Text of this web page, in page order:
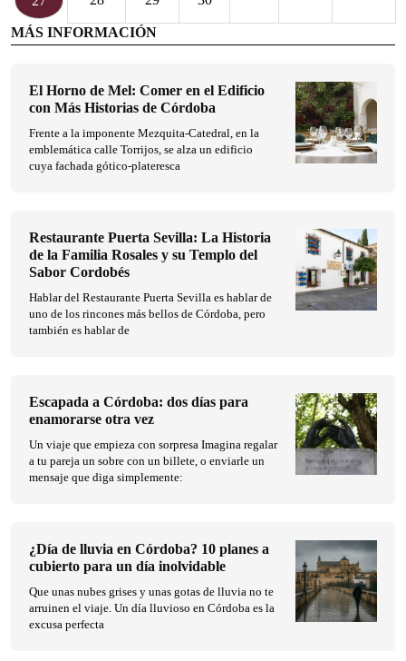
MÁS INFORMACIÓN
El Horno de Mel: Comer en el Edificio
con Más Historias de Córdoba
Frente a la imponente Mezquita-Catedral, en la
emblemática calle Torrijos, se alza un edificio
cuya fachada gótico-plateresca
Restaurante Puerta Sevilla: La Historia
de la Familia Rosales y su Templo del
Sabor Cordobés
Hablar del Restaurante Puerta Sevilla es hablar de
uno de los rincones más bellos de Córdoba, pero
también es hablar de
Escapada a Córdoba: dos días para
enamorarse otra vez
Un viaje que empieza con sorpresa Imagina regalar
a tu pareja un sobre con un billete, o enviarle un
mensaje que diga simplemente:
¿Día de lluvia en Córdoba? 10 planes a
cubierto para un día inolvidable
Que unas nubes grises y unas gotas de lluvia no te
arruinen el viaje. Un día lluvioso en Córdoba es la
excusa perfecta